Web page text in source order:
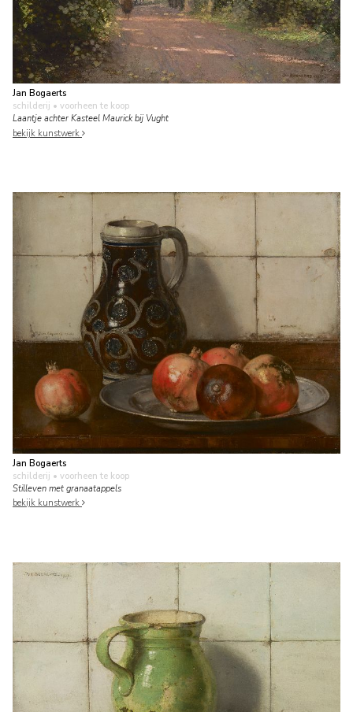
Jan Bogaerts
schilderij • voorheen te koop
Laantje achter Kasteel Maurick bij Vught
bekijk kunstwerk
Jan Bogaerts
schilderij • voorheen te koop
Stilleven met granaatappels
bekijk kunstwerk